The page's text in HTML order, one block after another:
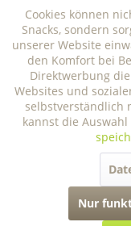
Tracking
Personalisierung
Service
Cookies können
Snacks, sondern
unserer Website
den Komfort bei
Direktwerbung
Websites und
selbstverständlich
kannst die
Nur